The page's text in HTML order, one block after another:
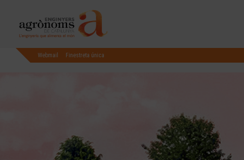
Webmail Finestreta única